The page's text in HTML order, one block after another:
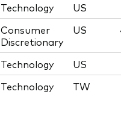
Technology
US
Consumer
Discretionary
US
Technology
US
Technology TW